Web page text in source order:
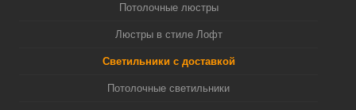
Потолочные люстры
Люстры в стиле Лофт
Светильники с доставкой
Потолочные светильники